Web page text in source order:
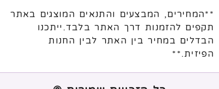
**המחירים, המבצעים והתנאים המוצגים באתר
תקפים להזמנות דרך האתר בלבד.ייתכנו
הבדלים במחיר בין האתר לבין החנות
הפיזית.**